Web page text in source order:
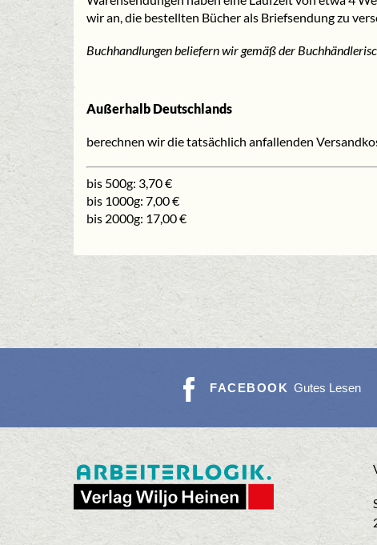
wir an, die bestellten Bücher als Briefsendung zu
Buchhandlungen beliefern wir gemäß der
Außerhalb Deutschlands
berechnen wir die tatsächlich anfallenden
bis 500g: 3,70 €
bis 1000g: 7,00 €
bis 2000g: 17,00 €
FACEBOOK Gutes Lesen